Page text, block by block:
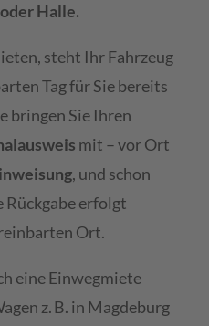
Halle.
steht Ihr Fahrzeug
Tag für Sie bereits
bringen Sie Ihren
mit – vor Ort
, und schon
Rückgabe erfolgt
Ort.
eine Einwegmiete
z. B. in Magdeburg